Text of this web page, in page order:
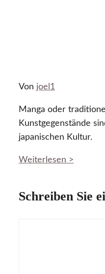
Von joel1
Manga oder
Kunstgegenstände
japanischen Kultur.
Weiterlesen >
Schreiben Sie